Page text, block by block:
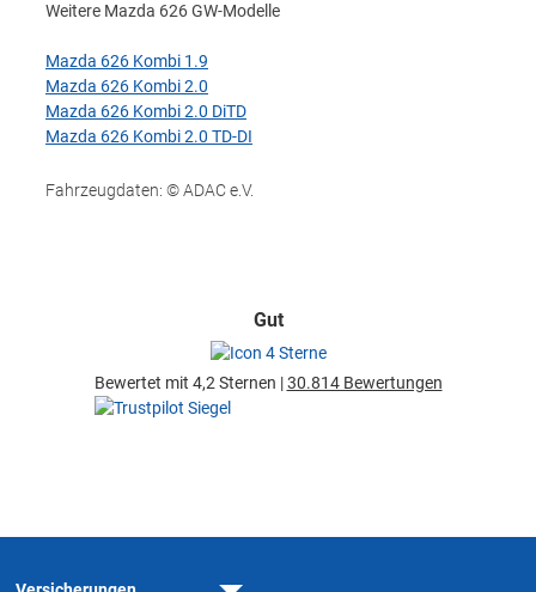
Weitere Mazda 626 GW-Modelle
Mazda 626 Kombi 1.9
Mazda 626 Kombi 2.0
Mazda 626 Kombi 2.0 DiTD
Mazda 626 Kombi 2.0 TD-DI
Fahrzeugdaten: © ADAC e.V.
Gut
Bewertet mit 4,2 Sternen |30.814 Bewertungen